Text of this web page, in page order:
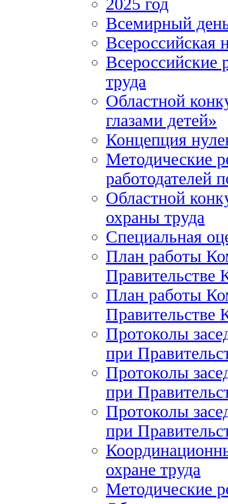
2025 год
Всемирный
Всероссийская
Всероссийские
труда
Областной
глазами детей»
Концепция
Методические
работодателей
Областной
охраны труда
Специальная
План работы
Правительстве
План работы
Правительстве
Протоколы
при
Протоколы
при
Протоколы
при
охране труда
Методические